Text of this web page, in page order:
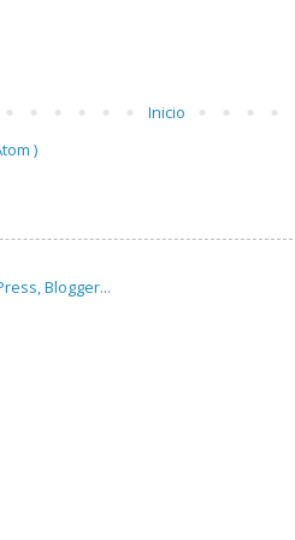
Inicio
)